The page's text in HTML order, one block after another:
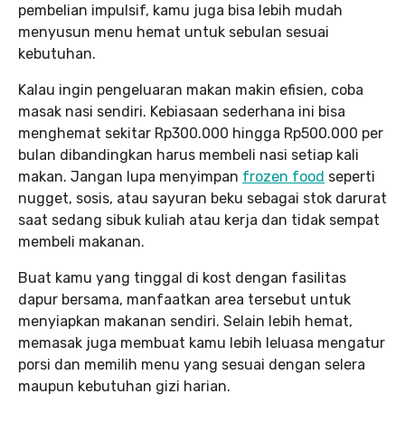
pembelian impulsif, kamu juga bisa lebih mudah
menyusun menu hemat untuk sebulan sesuai
kebutuhan.
Kalau ingin pengeluaran makan makin efisien, coba
masak nasi sendiri. Kebiasaan sederhana ini bisa
menghemat sekitar Rp300.000 hingga Rp500.000 per
bulan dibandingkan harus membeli nasi setiap kali
makan. Jangan lupa menyimpan frozen food seperti
nugget, sosis, atau sayuran beku sebagai stok darurat
saat sedang sibuk kuliah atau kerja dan tidak sempat
membeli makanan.
Buat kamu yang tinggal di kost dengan fasilitas
dapur bersama, manfaatkan area tersebut untuk
menyiapkan makanan sendiri. Selain lebih hemat,
memasak juga membuat kamu lebih leluasa mengatur
porsi dan memilih menu yang sesuai dengan selera
maupun kebutuhan gizi harian.